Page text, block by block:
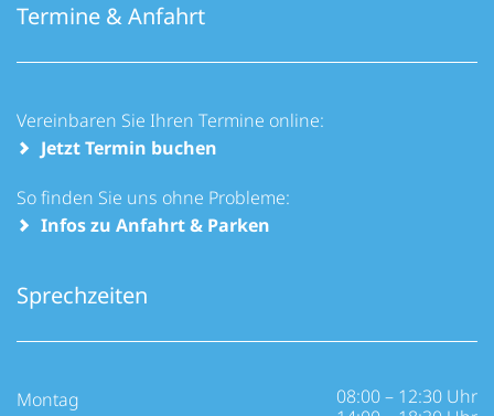
Termine & Anfahrt
Vereinbaren Sie Ihren Termine online:
Jetzt Termin buchen
So finden Sie uns ohne Probleme:
Infos zu Anfahrt & Parken
Sprechzeiten
Montag
08:00 – 12:30 Uhr